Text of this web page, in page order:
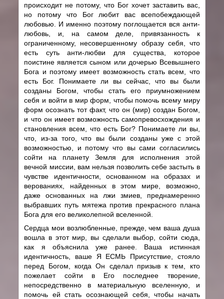
происходит не потому, что Бог хочет заставить вас,
но потому что Бог любит вас всепобеждающей
любовью. И именно поэтому поглощается вся анти-
любовь, и, на самом деле, привязанность к
ограниченному, несовершенному образу себя, что
есть суть анти-любви для существа, которое
поистине является сыном или дочерью Всевышнего
Бога и поэтому имеет возможность стать всем, что
есть Бог. Понимаете ли вы сейчас, что вы были
созданы Богом, чтобы стать его приумножением
себя и войти в мир форм, чтобы помочь всему миру
форм осознать тот факт, что он (мир) создан Богом,
и что он имеет возможность самопревосхождения и
становления всем, что есть Бог? Понимаете ли вы,
что, из-за того, что вы были созданы уже с этой
возможностью, и потому что вы сами согласились
сойти на планету Земля для исполнения этой
вечной миссии, вам нельзя позволить себе застыть в
чувстве идентичности, основанном на образах и
верованиях, найденных в этом мире, возможно,
даже основанных на лжи змиев, преднамеренно
выбравших путь мятежа против прекрасного плана
Бога для его великолепной вселенной.
Сердца мои возлюбленные, прежде, чем ваша душа
вошла в этот мир, вы сделали выбор, сойти сюда,
как я объяснила уже ранее. Ваша истинная
идентичность, ваше Я ЕСМЬ Присутствие, стояло
перед Богом, когда Он сделал призыв к тем, кто
пожелает сойти в Его последнее творение,
непосредственно в материальную вселенную, и
помочь ей стать осознающей себя, чтобы начать